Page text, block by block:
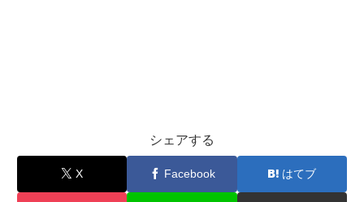
シェアする
X Facebook はてブ